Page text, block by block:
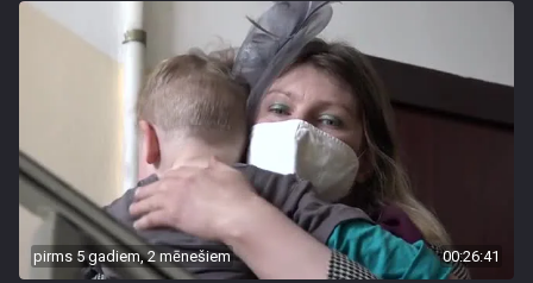
pirms 5 gadiem, 2 mēnešiem 00:26:41